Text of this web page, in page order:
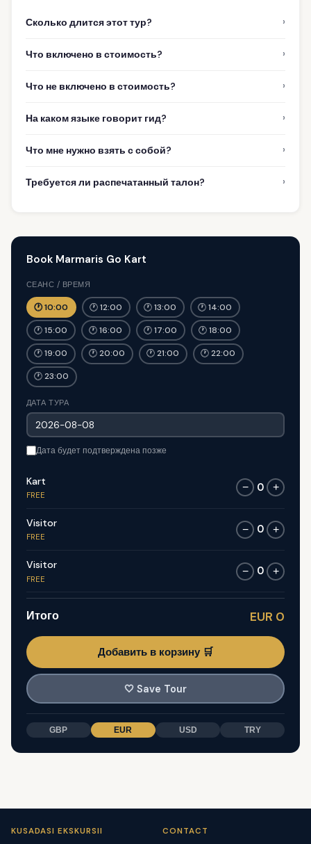
Сколько длится этот тур? ›
Что включено в стоимость? ›
Что не включено в стоимость? ›
На каком языке говорит гид? ›
Что мне нужно взять с собой? ›
Требуется ли распечатанный талон? ›
Book Marmaris Go Kart
СЕАНС / ВРЕМЯ
🕐 10:00 🕐 12:00 🕐 13:00 🕐 14:00
🕐 15:00 🕐 16:00 🕐 17:00 🕐 18:00
🕐 19:00 🕐 20:00 🕐 21:00 🕐 22:00
🕐 23:00
ДАТА ТУРА
Дата будет подтверждена позже
Kart
FREE
− 0 +
Visitor
FREE
− 0 +
Visitor
FREE
− 0 +
Итого EUR 0
Добавить в корзину 🛒
🤍 Save Tour
GBP EUR USD TRY
KUSADASI EKSKURSII CONTACT